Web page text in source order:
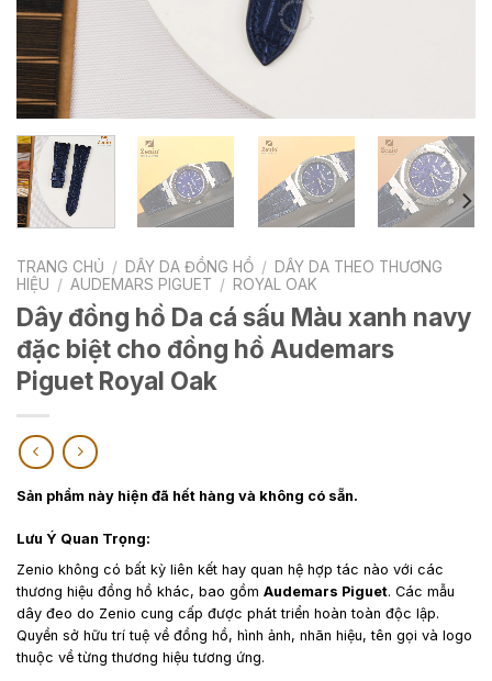
TRANG CHỦ / DÂY DA ĐỒNG HỒ / DÂY DA THEO THƯƠNG
HIỆU / AUDEMARS PIGUET / ROYAL OAK
Dây đồng hồ Da cá sấu Màu xanh navy
đặc biệt cho đồng hồ Audemars
Piguet Royal Oak
Sản phẩm này hiện đã hết hàng và không có sẵn.
Lưu Ý Quan Trọng:
Zenio không có bất kỳ liên kết hay quan hệ hợp tác nào với các
thương hiệu đồng hồ khác, bao gồm Audemars Piguet. Các mẫu
dây đeo do Zenio cung cấp được phát triển hoàn toàn độc lập.
Quyền sở hữu trí tuệ về đồng hồ, hình ảnh, nhãn hiệu, tên gọi và logo
thuộc về từng thương hiệu tương ứng.